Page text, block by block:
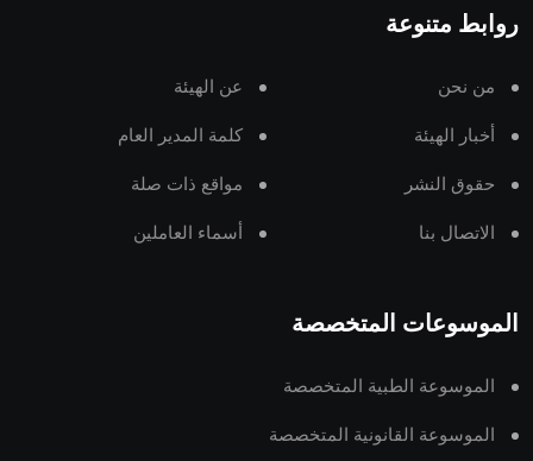
روابط متنوعة
من نحن عن الهيئة
أخبار الهيئة كلمة المدير العام
حقوق النشر مواقع ذات صلة
الاتصال بنا أسماء العاملين
الموسوعات المتخصصة
الموسوعة الطبية المتخصصة
الموسوعة القانونية المتخصصة